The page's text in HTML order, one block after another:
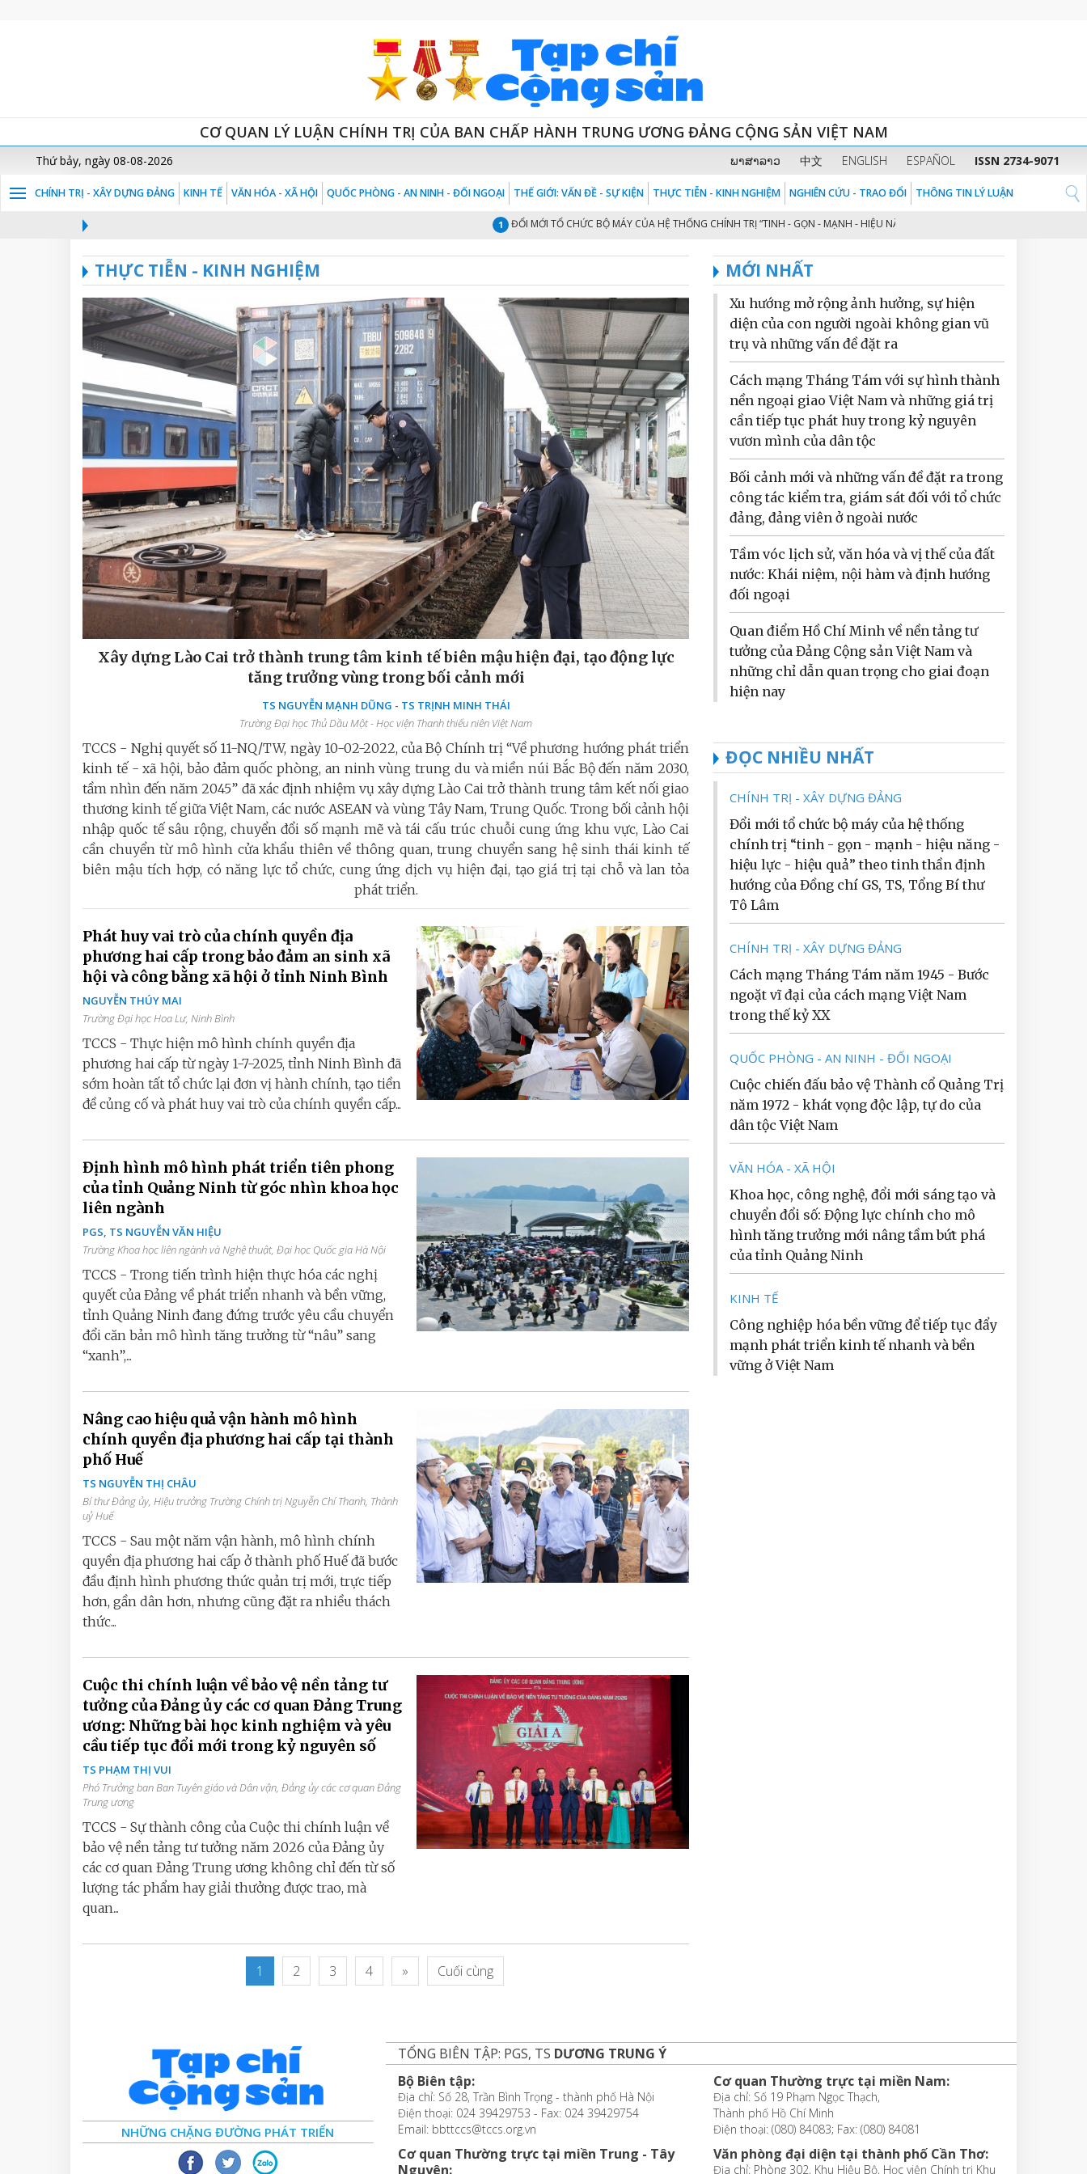
CƠ QUAN LÝ LUẬN CHÍNH TRỊ CỦA BAN CHẤP HÀNH TRUNG ƯƠNG ĐẢNG CỘNG SẢN VIỆT NAM
Thứ bảy, ngày 08-08-2026 ພາສາລາວ 中文 ENGLISH ESPAÑOL ISSN 2734-9071
CHÍNH TRỊ - XÂY DỰNG ĐẢNG KINH TẾ VĂN HÓA - XÃ HỘI QUỐC PHÒNG - AN NINH - ĐỐI NGOẠI THẾ GIỚI: VẤN ĐỀ - SỰ KIỆN THỰC TIỄN - KINH NGHIỆM NGHIÊN CỨU - TRAO ĐỔI THÔNG TIN LÝ LUẬN
ĐỔI MỚI TỔ CHỨC BỘ MÁY CỦA HỆ THỐNG CHÍNH TRỊ “TINH - GỌN - MẠNH - HIỆU NĂNG - HIỆU LỰC - HIỆU QUẢ” THEO TINH
THỰC TIỄN - KINH NGHIỆM
Xây dựng Lào Cai trở thành trung tâm kinh tế biên mậu hiện đại, tạo động lực
tăng trưởng vùng trong bối cảnh mới
TS NGUYỄN MẠNH DŨNG - TS TRỊNH MINH THÁI
Trường Đại học Thủ Dầu Một - Học viện Thanh thiếu niên Việt Nam
TCCS - Nghị quyết số 11-NQ/TW, ngày 10-02-2022, của Bộ Chính trị “Về phương hướng phát triển
kinh tế - xã hội, bảo đảm quốc phòng, an ninh vùng trung du và miền núi Bắc Bộ đến năm 2030,
tầm nhìn đến năm 2045” đã xác định nhiệm vụ xây dựng Lào Cai trở thành trung tâm kết nối giao
thương kinh tế giữa Việt Nam, các nước ASEAN và vùng Tây Nam, Trung Quốc. Trong bối cảnh hội
nhập quốc tế sâu rộng, chuyển đổi số mạnh mẽ và tái cấu trúc chuỗi cung ứng khu vực, Lào Cai
cần chuyển từ mô hình cửa khẩu thiên về thông quan, trung chuyển sang hệ sinh thái kinh tế
biên mậu tích hợp, có năng lực tổ chức, cung ứng dịch vụ hiện đại, tạo giá trị tại chỗ và lan tỏa
phát triển.
Phát huy vai trò của chính quyền địa
phương hai cấp trong bảo đảm an sinh xã
hội và công bằng xã hội ở tỉnh Ninh Bình
NGUYỄN THÚY MAI
Trường Đại học Hoa Lư, Ninh Bình
TCCS - Thực hiện mô hình chính quyền địa
phương hai cấp từ ngày 1-7-2025, tỉnh Ninh Bình đã
sớm hoàn tất tổ chức lại đơn vị hành chính, tạo tiền
đề củng cố và phát huy vai trò của chính quyền cấp...
Định hình mô hình phát triển tiên phong
của tỉnh Quảng Ninh từ góc nhìn khoa học
liên ngành
PGS, TS NGUYỄN VĂN HIỆU
Trường Khoa học liên ngành và Nghệ thuật, Đại học Quốc gia Hà Nội
TCCS - Trong tiến trình hiện thực hóa các nghị
quyết của Đảng về phát triển nhanh và bền vững,
tỉnh Quảng Ninh đang đứng trước yêu cầu chuyển
đổi căn bản mô hình tăng trưởng từ “nâu” sang
“xanh”,...
Nâng cao hiệu quả vận hành mô hình
chính quyền địa phương hai cấp tại thành
phố Huế
TS NGUYỄN THỊ CHÂU
Bí thư Đảng ủy, Hiệu trưởng Trường Chính trị Nguyễn Chí Thanh, Thành
uỷ Huế
TCCS - Sau một năm vận hành, mô hình chính
quyền địa phương hai cấp ở thành phố Huế đã bước
đầu định hình phương thức quản trị mới, trực tiếp
hơn, gần dân hơn, nhưng cũng đặt ra nhiều thách
thức...
Cuộc thi chính luận về bảo vệ nền tảng tư
tưởng của Đảng ủy các cơ quan Đảng Trung
ương: Những bài học kinh nghiệm và yêu
cầu tiếp tục đổi mới trong kỷ nguyên số
TS PHẠM THỊ VUI
Phó Trưởng ban Ban Tuyên giáo và Dân vận, Đảng ủy các cơ quan Đảng
Trung ương
TCCS - Sự thành công của Cuộc thi chính luận về
bảo vệ nền tảng tư tưởng năm 2026 của Đảng ủy
các cơ quan Đảng Trung ương không chỉ đến từ số
lượng tác phẩm hay giải thưởng được trao, mà
quan...
1 2 3 4 » Cuối cùng
MỚI NHẤT
Xu hướng mở rộng ảnh hưởng, sự hiện
diện của con người ngoài không gian vũ
trụ và những vấn đề đặt ra
Cách mạng Tháng Tám với sự hình thành
nền ngoại giao Việt Nam và những giá trị
cần tiếp tục phát huy trong kỷ nguyên
vươn mình của dân tộc
Bối cảnh mới và những vấn đề đặt ra trong
công tác kiểm tra, giám sát đối với tổ chức
đảng, đảng viên ở ngoài nước
Tầm vóc lịch sử, văn hóa và vị thế của đất
nước: Khái niệm, nội hàm và định hướng
đối ngoại
Quan điểm Hồ Chí Minh về nền tảng tư
tưởng của Đảng Cộng sản Việt Nam và
những chỉ dẫn quan trọng cho giai đoạn
hiện nay
ĐỌC NHIỀU NHẤT
CHÍNH TRỊ - XÂY DỰNG ĐẢNG
Đổi mới tổ chức bộ máy của hệ thống
chính trị “tinh - gọn - mạnh - hiệu năng -
hiệu lực - hiệu quả” theo tinh thần định
hướng của Đồng chí GS, TS, Tổng Bí thư
Tô Lâm
CHÍNH TRỊ - XÂY DỰNG ĐẢNG
Cách mạng Tháng Tám năm 1945 - Bước
ngoặt vĩ đại của cách mạng Việt Nam
trong thế kỷ XX
QUỐC PHÒNG - AN NINH - ĐỐI NGOẠI
Cuộc chiến đấu bảo vệ Thành cổ Quảng Trị
năm 1972 - khát vọng độc lập, tự do của
dân tộc Việt Nam
VĂN HÓA - XÃ HỘI
Khoa học, công nghệ, đổi mới sáng tạo và
chuyển đổi số: Động lực chính cho mô
hình tăng trưởng mới nâng tầm bứt phá
của tỉnh Quảng Ninh
KINH TẾ
Công nghiệp hóa bền vững để tiếp tục đẩy
mạnh phát triển kinh tế nhanh và bền
vững ở Việt Nam
NHỮNG CHẶNG ĐƯỜNG PHÁT TRIỂN
TỔNG BIÊN TẬP: PGS, TS DƯƠNG TRUNG Ý
Bộ Biên tập:
Địa chỉ: Số 28, Trần Bình Trọng - thành phố Hà Nội
Điện thoại: 024 39429753 - Fax: 024 39429754
Email: bbttccs@tccs.org.vn
Cơ quan Thường trực tại miền Trung - Tây
Nguyên:
Cơ quan Thường trực tại miền Nam:
Địa chỉ: Số 19 Phạm Ngọc Thạch,
Thành phố Hồ Chí Minh
Điện thoại: (080) 84083; Fax: (080) 84081
Văn phòng đại diện tại thành phố Cần Thơ:
Địa chỉ: Phòng 302, Khu Hiệu Bộ, Học viện Chính trị Khu